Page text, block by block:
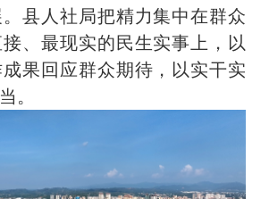
县人社局把精力集中在群众
、最现实的民生实事上，以
果回应群众期待，以实干实
。